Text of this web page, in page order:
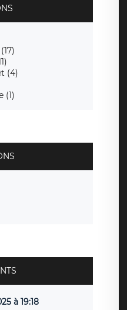
(4)
(1)
à 19:18